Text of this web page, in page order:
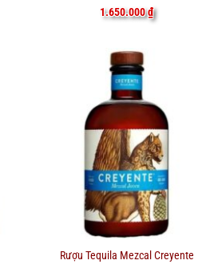
1.650.000₫
Rượu Tequila Mezcal Creyente